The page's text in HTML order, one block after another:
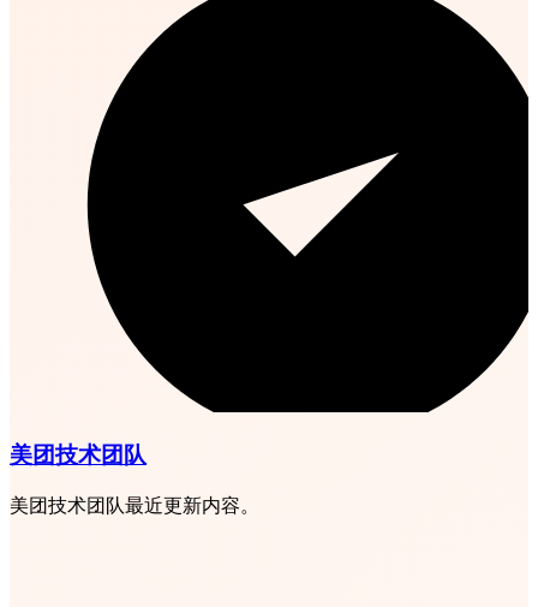
美团技术团队
美团技术团队最近更新内容。